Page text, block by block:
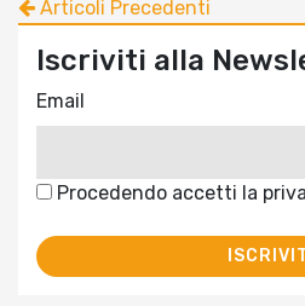
Articoli Precedenti
Iscriviti alla
Email
Procedendo accetti la